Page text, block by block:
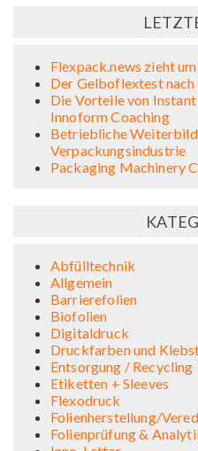
Flexpack.news zieht um
Der Gelboflextest nach
Die Vorteile von
Innoform Coaching
Betriebliche
Verpackungsindustrie
Packaging Machinery
Abfülltechnik
Allgemein
Barrierefolien
Biofolien
Digitaldruck
Druckfarben und
Entsorgung / Recycling
Etiketten + Sleeves
Flexodruck
Folienherstellung/
Folienprüfung &